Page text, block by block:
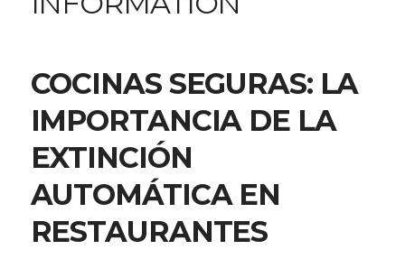
COCINAS SEGURAS: LA
IMPORTANCIA DE LA
EXTINCIÓN
AUTOMÁTICA EN
RESTAURANTES